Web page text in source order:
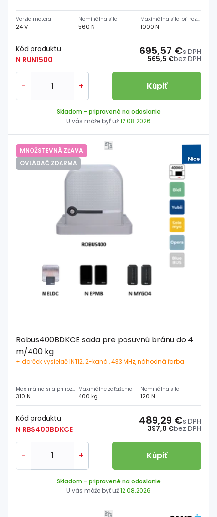
Verzia motora
24 V
Nominálna sila
560 N
Maximálna sila pri rozbehu
1000 N
Kód produktu
N RUN1500
565,5 €bez DPH
695,57 €s DPH
- + Kúpiť
Skladom - pripravené na odoslanie
U vás môže byť už12.08.2026
MNOŽSTEVNÁ ZĽAVA
OVLÁDAČ ZDARMA
Robus400BDKCE sada pre posuvnú bránu do 4
m/400 kg
+ darček vysielač INTI2, 2-kanál, 433 MHz, náhodná farba
Maximálna sila pri rozbehu
310 N
Maximálne zaťaženie
400 kg
Nominálna sila
120 N
Kód produktu
N RBS400BDKCE
397,8 €bez DPH
489,29 €s DPH
- + Kúpiť
Skladom - pripravené na odoslanie
U vás môže byť už12.08.2026